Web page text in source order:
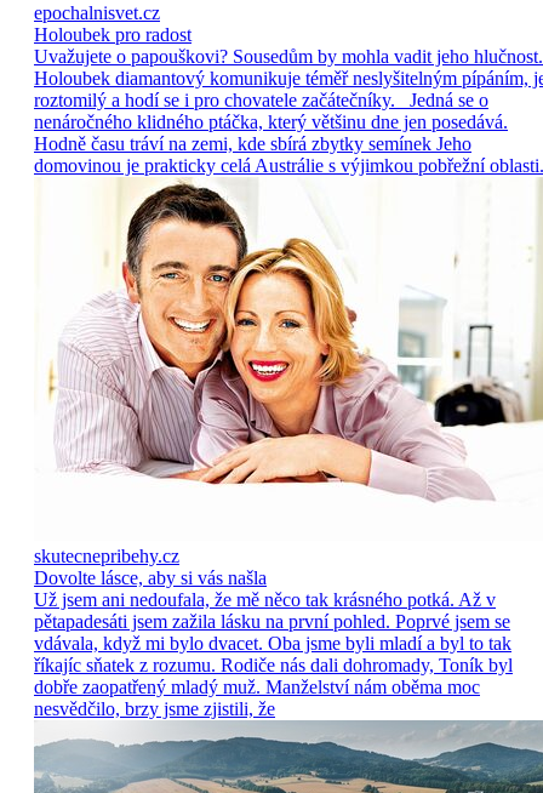
epochalnisvet.cz
Holoubek pro radost
Uvažujete o papouškovi? Sousedům by mohla vadit jeho hlučnost.
Holoubek diamantový komunikuje téměř neslyšitelným pípáním,
roztomilý a hodí se i pro chovatele začátečníky. Jedná se o
nenáročného klidného ptáčka, který většinu dne jen posedává.
Hodně času tráví na zemi, kde sbírá zbytky semínek Jeho
domovinou je prakticky celá Austrálie s výjimkou pobřežní oblasti.
skutecnepribehy.cz
Dovolte lásce, aby si vás našla
Už jsem ani nedoufala, že mě něco tak krásného potká. Až v
pětapadesáti jsem zažila lásku na první pohled. Poprvé jsem se
vdávala, když mi bylo dvacet. Oba jsme byli mladí a byl to tak
říkajíc sňatek z rozumu. Rodiče nás dali dohromady, Toník byl
dobře zaopatřený mladý muž. Manželství nám oběma moc
nesvědčilo, brzy jsme zjistili, že